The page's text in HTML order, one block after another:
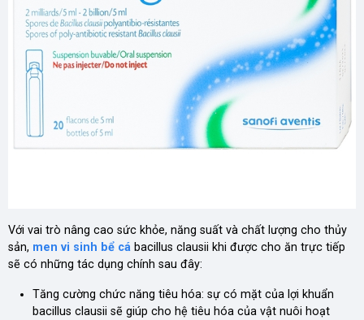
Với vai trò nâng cao sức khỏe, năng suất và chất lượng cho thủy
sản, men vi sinh bể cá bacillus clausii khi được cho ăn trực tiếp
sẽ có những tác dụng chính sau đây:
Tăng cường chức năng tiêu hóa: sự có mặt của lợi khuẩn
bacillus clausii sẽ giúp cho hệ tiêu hóa của vật nuôi hoạt